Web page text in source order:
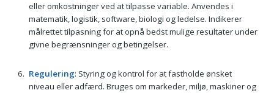
eller omkostninger ved at tilpasse variable. Anvendes i
matematik, logistik, software, biologi og ledelse. Indikerer
målrettet tilpasning for at opnå bedst mulige resultater under
givne begrænsninger og betingelser.
Regulering: Styring og kontrol for at fastholde ønsket
niveau eller adfærd. Bruges om markeder, miljø, maskiner og